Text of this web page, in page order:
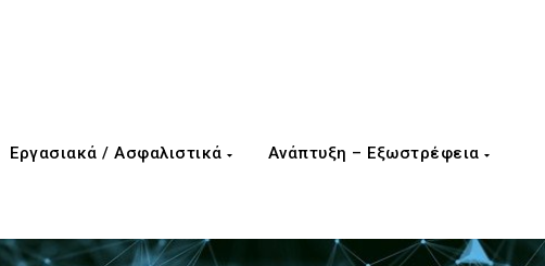
Εργασιακά / Ασφαλιστικά Ανάπτυξη – Εξωστρέφεια